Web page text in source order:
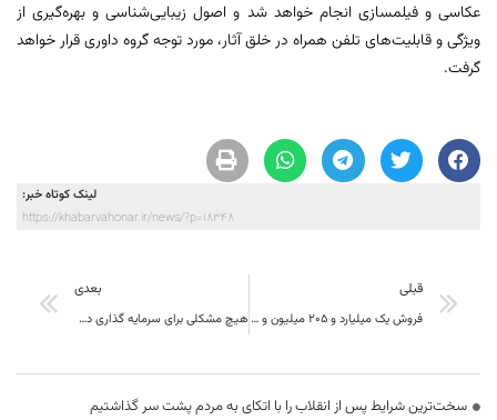
عکاسی و فیلمسازی انجام خواهد شد و اصول زیبایی‌شناسی و بهره‌گیری از
ویژگی‌ و قابلیت‌های تلفن همراه در خلق آثار، مورد توجه گروه داوری قرار خواهد
گرفت.
لینک کوتاه خبر:
https://khabarvahonar.ir/news/?p=18348
قبلی
فروش یک میلیارد و ۲۰۵ میلیون و ۷۸۰ هزار ریالی سینماهای استان خراسان جنوبی در سه ماهه دوم سالجاری
بعدی
هیچ مشکلی برای سرمایه گذاری در استان وجود ندارد
سخت‌ترین شرایط پس از انقلاب را با اتکای به مردم پشت سر گذاشتیم